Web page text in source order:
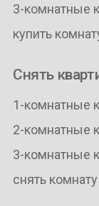
3-комнатные
купить
Снять
1-комнатные
2-комнатные
3-комнатные
снять